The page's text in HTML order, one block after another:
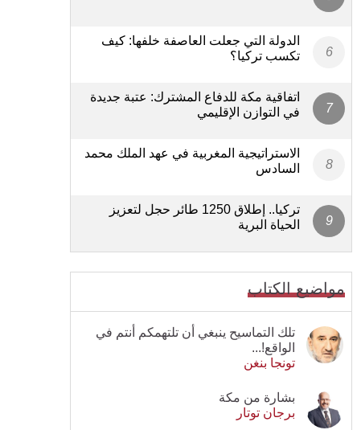
الدولة التي جعلت العاصفة خلفها: كيف
تكسب تركيا؟
اتفاقية مكة للدفاع المشترك: عتبة جديدة
في التوازن الإقليمي
الاستراتيجية المغربية في عهد الملك محمد
السادس
تركيا.. إطلاق 1250 طائر حجل لتعزيز
الحياة البرية
مواضيع الكتاب
تلك التماسيح ينبغي أن تلتهمكم أنتم في
الواقع!...
تونجا بنغن
بشارة من مكة
برجان توتار